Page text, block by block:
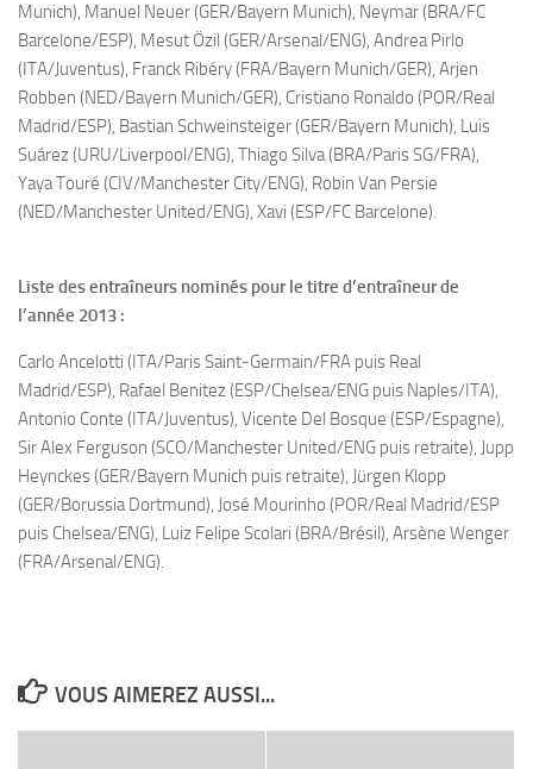
Munich), Manuel Neuer (GER/Bayern Munich), Neymar (BRA/FC
Barcelone/ESP), Mesut Özil (GER/Arsenal/ENG), Andrea Pirlo
(ITA/Juventus), Franck Ribéry (FRA/Bayern Munich/GER), Arjen
Robben (NED/Bayern Munich/GER), Cristiano Ronaldo (POR/Real
Madrid/ESP), Bastian Schweinsteiger (GER/Bayern Munich), Luis
Suárez (URU/Liverpool/ENG), Thiago Silva (BRA/Paris SG/FRA),
Yaya Touré (CIV/Manchester City/ENG), Robin Van Persie
(NED/Manchester United/ENG), Xavi (ESP/FC Barcelone).
Liste des entraîneurs nominés pour le titre d’entraîneur de
l’année 2013 :
Carlo Ancelotti (ITA/Paris Saint-Germain/FRA puis Real
Madrid/ESP), Rafael Benitez (ESP/Chelsea/ENG puis Naples/ITA),
Antonio Conte (ITA/Juventus), Vicente Del Bosque (ESP/Espagne),
Sir Alex Ferguson (SCO/Manchester United/ENG puis retraite), Jupp
Heynckes (GER/Bayern Munich puis retraite), Jürgen Klopp
(GER/Borussia Dortmund), José Mourinho (POR/Real Madrid/ESP
puis Chelsea/ENG), Luiz Felipe Scolari (BRA/Brésil), Arsène Wenger
(FRA/Arsenal/ENG).
VOUS AIMEREZ AUSSI...